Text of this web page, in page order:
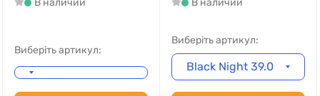
В наличии
Виберіть артикул:
В наличии
Виберіть артикул:
Black Night 39.0